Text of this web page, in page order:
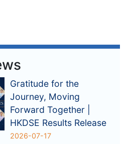
Gratitude for the
Journey, Moving
Forward Together |
HKDSE Results Release
2026-07-17